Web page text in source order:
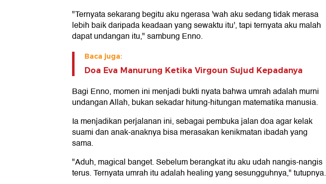
"Ternyata sekarang begitu aku ngerasa 'wah aku sedang tidak merasa
lebih baik daripada keadaan yang sewaktu itu', tapi ternyata aku malah
dapat undangan itu," sambung Enno.
Baca juga:
Doa Eva Manurung Ketika Virgoun Sujud Kepadanya
Bagi Enno, momen ini menjadi bukti nyata bahwa umrah adalah murni
undangan Allah, bukan sekadar hitung-hitungan matematika manusia.
Ia menjadikan perjalanan ini, sebagai pembuka jalan doa agar kelak
suami dan anak-anaknya bisa merasakan kenikmatan ibadah yang
sama.
"Aduh, magical banget. Sebelum berangkat itu aku udah nangis-nangis
terus. Ternyata umrah itu adalah healing yang sesungguhnya," tutupnya.